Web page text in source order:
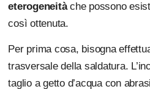
eterogeneitàche possono
così ottenuta.
Per prima cosa, bisogna
trasversale della saldatura.
taglio a getto d’acqua con